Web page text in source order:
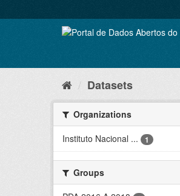
to
Datasets
Organizations
Instituto Nacional ...
1
Groups